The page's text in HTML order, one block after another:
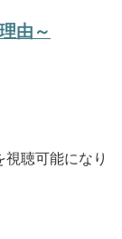
由～
聴可能になり